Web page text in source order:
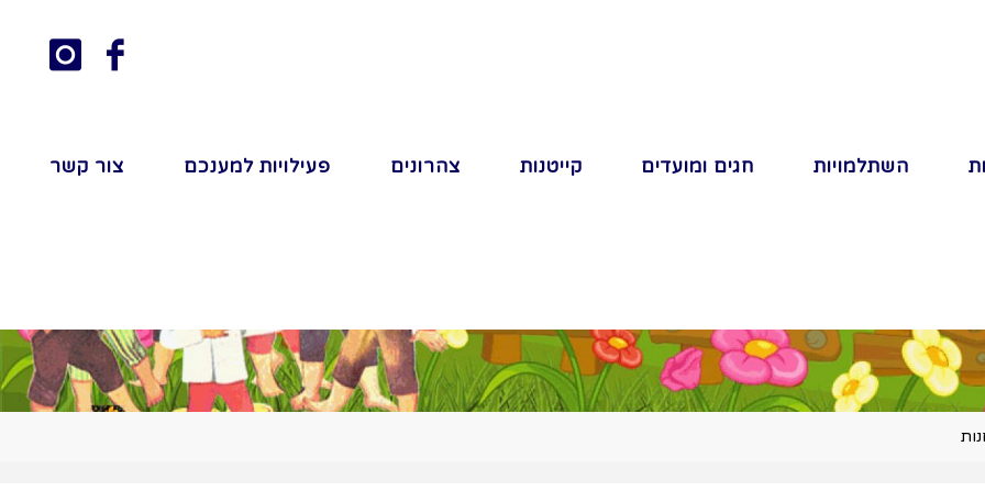
השתלמויות חגים ומועדים קייטנות צהרונים פעילויות למענכם צור קשר